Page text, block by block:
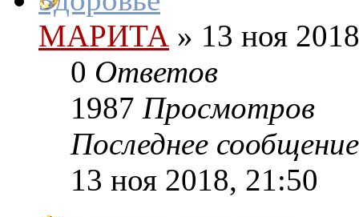
МАРИТА » 13 ноя
0 Ответов
1987 Просмотров
Последнее сообщение
13 ноя 2018, 21:50